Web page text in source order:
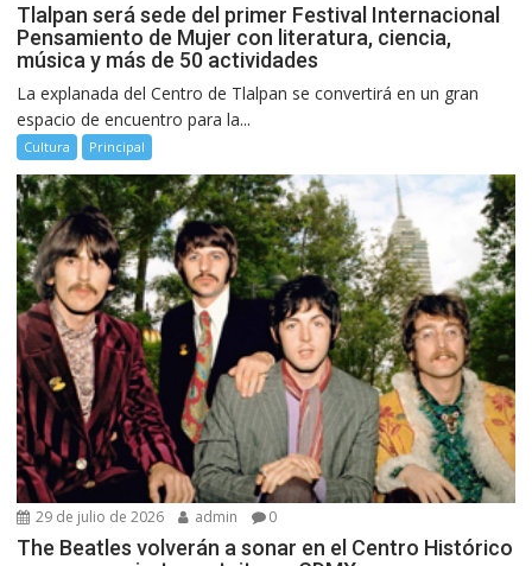
Tlalpan será sede del primer Festival Internacional
Pensamiento de Mujer con literatura, ciencia,
música y más de 50 actividades
La explanada del Centro de Tlalpan se convertirá en un gran
espacio de encuentro para la...
Cultura Principal
29 de julio de 2026 admin 0
The Beatles volverán a sonar en el Centro Histórico